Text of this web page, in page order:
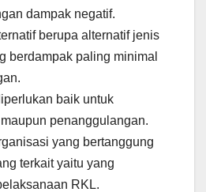
dampak negatif.
berupa alternatif jenis
berdampak paling minimal
baik untuk
penanggulangan.
yang bertanggung
terkait yaitu yang
RKL.